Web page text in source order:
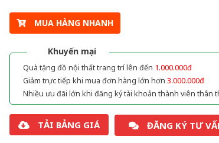
MUA HÀNG NHANH
Khuyến mại
Quà tặng đồ nội thất trang trí lên đến 1.000.000đ
Giảm trực tiếp khi mua đơn hàng lớn hơn 3.000.000đ
Nhiều ưu đãi lớn khi đăng ký tài khoản thành viên thân
TẢI BẢNG GIÁ ĐĂNG KÝ TƯ